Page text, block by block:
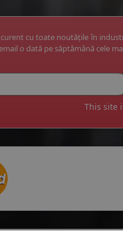
cu toate noutățile în
o dată pe săptămână cele
This site